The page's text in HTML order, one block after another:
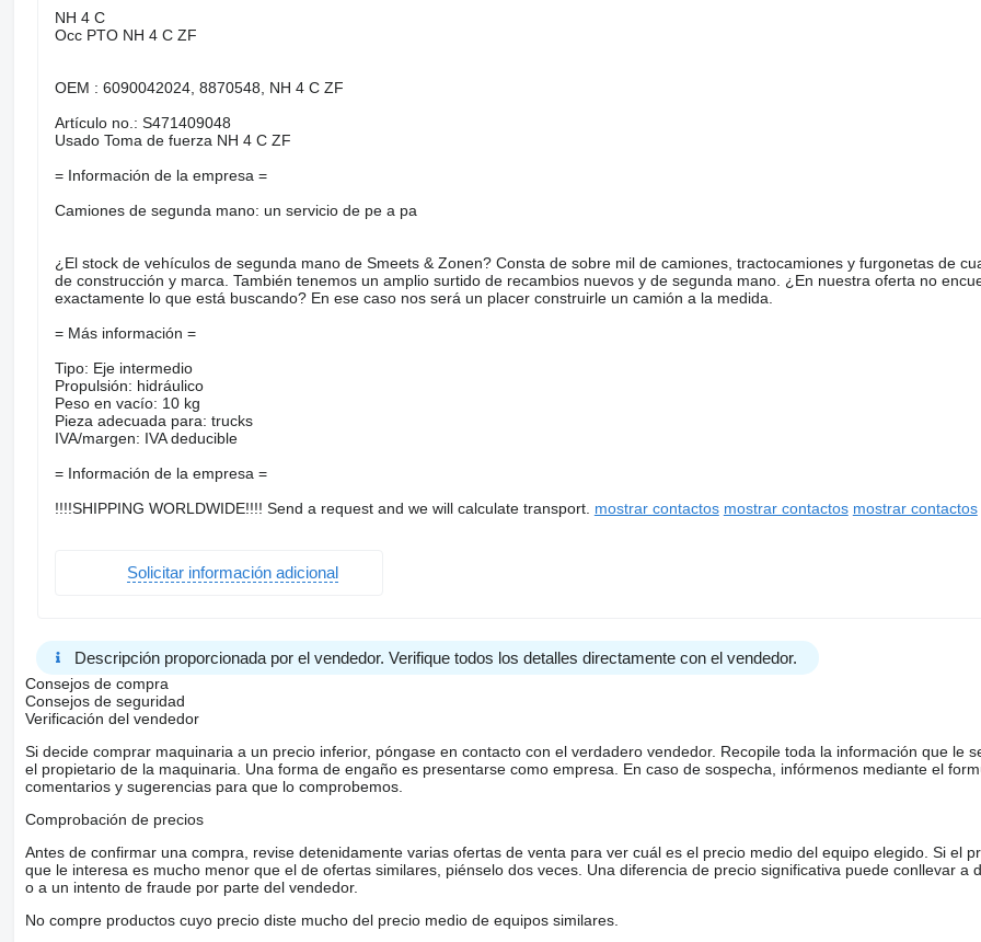
NH 4 C
Occ PTO NH 4 C ZF
OEM : 6090042024, 8870548, NH 4 C ZF
Artículo no.: S471409048
Usado Toma de fuerza NH 4 C ZF
= Información de la empresa =
Camiones de segunda mano: un servicio de pe a pa
¿El stock de vehículos de segunda mano de Smeets & Zonen? Consta de sobre mil de camiones, tractocamiones y furgonetas de
de construcción y marca. También tenemos un amplio surtido de recambios nuevos y de segunda mano. ¿En nuestra oferta no
exactamente lo que está buscando? En ese caso nos será un placer construirle un camión a la medida.
= Más información =
Tipo: Eje intermedio
Propulsión: hidráulico
Peso en vacío: 10 kg
Pieza adecuada para: trucks
IVA/margen: IVA deducible
= Información de la empresa =
!!!!SHIPPING WORLDWIDE!!!! Send a request and we will calculate transport. mostrar contactos mostrar contactos mostrar contactos
Solicitar información adicional
Descripción proporcionada por el vendedor. Verifique todos los detalles directamente con el vendedor.
Consejos de compra
Consejos de seguridad
Verificación del vendedor
Si decide comprar maquinaria a un precio inferior, póngase en contacto con el verdadero vendedor. Recopile toda la información que le
el propietario de la maquinaria. Una forma de engaño es presentarse como empresa. En caso de sospecha, infórmenos mediante el
comentarios y sugerencias para que lo comprobemos.
Comprobación de precios
Antes de confirmar una compra, revise detenidamente varias ofertas de venta para ver cuál es el precio medio del equipo elegido. Si el
que le interesa es mucho menor que el de ofertas similares, piénselo dos veces. Una diferencia de precio significativa puede conllevar a
o a un intento de fraude por parte del vendedor.
No compre productos cuyo precio diste mucho del precio medio de equipos similares.